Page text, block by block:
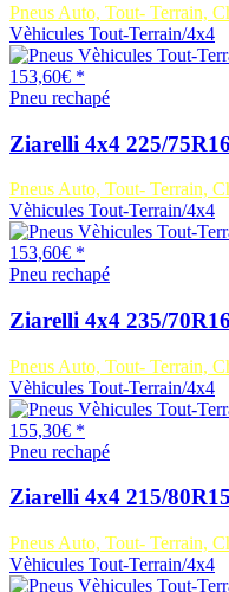
Pneus Auto, Tout- Terrain,
Vèhicules Tout-Terrain/4x4
153,60€ *
Pneu rechapé
Ziarelli 4x4 225/
Pneus Auto, Tout- Terrain,
Vèhicules Tout-Terrain/4x4
153,60€ *
Pneu rechapé
Ziarelli 4x4 235/
Pneus Auto, Tout- Terrain,
Vèhicules Tout-Terrain/4x4
155,30€ *
Pneu rechapé
Ziarelli 4x4 215/
Pneus Auto, Tout- Terrain,
Vèhicules Tout-Terrain/4x4